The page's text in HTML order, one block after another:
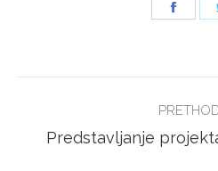
NAVIGATION
Predstavljanje